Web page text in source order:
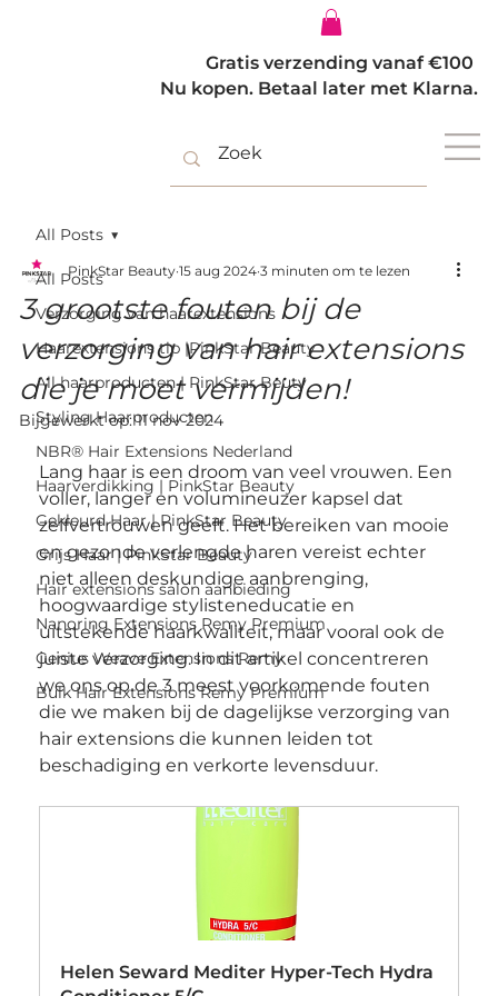
Gratis verzending vanaf €100
Nu kopen. Betaal later met Klarna.
All Posts
Verzorging van haarextensions
Haarextensions tip |PinkStar Beauty
All haarproducten | PinkStar Beuty
Styling Haarproducten
NBR® Hair Extensions Nederland
Haarverdikking | PinkStar Beauty
Gekleurd Haar | PinkStar Beauty
Grijs Haar | PinkStar Beauty
Hair extensions salon aanbieding
Nanoring Extensions Remy Premium
Genius Weave Extensions Remy
Bulk Hair Extensions Remy Premium
All Posts
3 grootste fouten bij de
verzorging van hair extensions
die je moet vermijden!
PinkStar Beauty 15 aug 2024 3 minuten om te lezen
Bijgewerkt op:11 nov 2024
Lang haar is een droom van veel vrouwen. Een
voller, langer en volumineuzer kapsel dat
zelfvertrouwen geeft. Het bereiken van mooie
en gezonde verlengde haren vereist echter
niet alleen deskundige aanbrenging,
hoogwaardige stylisteneducatie en
uitstekende haarkwaliteit, maar vooral ook de
juiste verzorging. In dit artikel concentreren
we ons op de 3 meest voorkomende fouten
die we maken bij de dagelijkse verzorging van
hair extensions die kunnen leiden tot
beschadiging en verkorte levensduur.
Helen Seward Mediter Hyper-Tech Hydra